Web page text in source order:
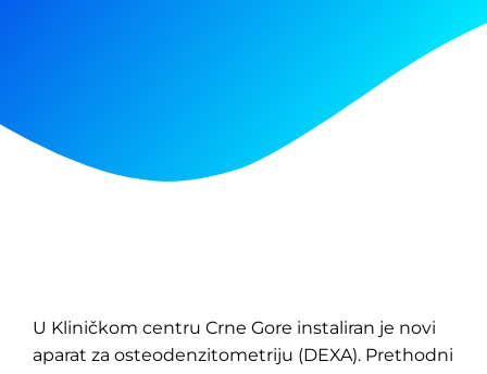
U Kliničkom centru Crne Gore instaliran je novi
aparat za osteodenzitometriju (DEXA). Prethodni